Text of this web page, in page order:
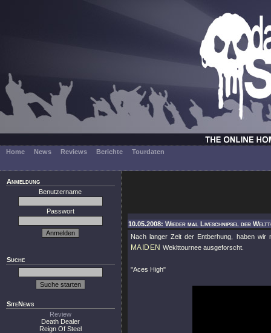
Home News Reviews Berichte Tourdaten
Anmeldung
Benutzername
Passwort
Suche
SiteNews
Review
Death Dealer
Reign Of Steel
10.05.2008: Wieder mal Liveschnipsel der
Nach langer Zeit der Entberhung, haben wir
MAIDEN Weklttournee ausgeforscht.
"Aces High"